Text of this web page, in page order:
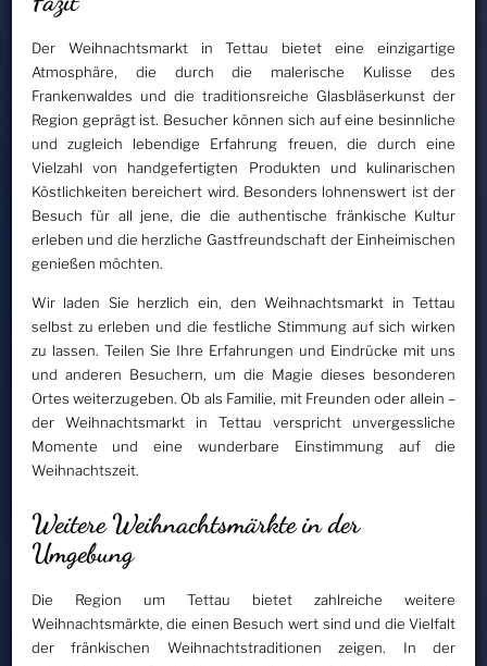
Der Weihnachtsmarkt in Tettau bietet eine einzigartige
Atmosphäre, die durch die malerische Kulisse des
Frankenwaldes und die traditionsreiche Glasbläserkunst der
Region geprägt ist. Besucher können sich auf eine besinnliche
und zugleich lebendige Erfahrung freuen, die durch eine
Vielzahl von handgefertigten Produkten und kulinarischen
Köstlichkeiten bereichert wird. Besonders lohnenswert ist der
Besuch für all jene, die die authentische fränkische Kultur
erleben und die herzliche Gastfreundschaft der Einheimischen
genießen möchten.
Wir laden Sie herzlich ein, den Weihnachtsmarkt in Tettau
selbst zu erleben und die festliche Stimmung auf sich wirken
zu lassen. Teilen Sie Ihre Erfahrungen und Eindrücke mit uns
und anderen Besuchern, um die Magie dieses besonderen
Ortes weiterzugeben. Ob als Familie, mit Freunden oder allein –
der Weihnachtsmarkt in Tettau verspricht unvergessliche
Momente und eine wunderbare Einstimmung auf die
Weihnachtszeit.
Weitere Weihnachtsmärkte in der
Umgebung
Die Region um Tettau bietet zahlreiche weitere
Weihnachtsmärkte, die einen Besuch wert sind und die Vielfalt
der fränkischen Weihnachtstraditionen zeigen. In der